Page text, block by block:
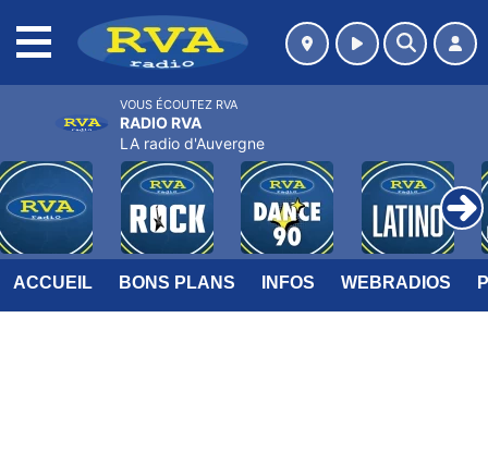
ACCUEIL BONS PLANS INFOS WEBRADIOS
VOUS ÉCOUTEZ RVA
RADIO RVA
LA radio d'Auvergne